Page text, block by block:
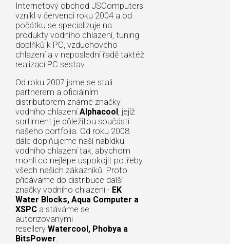
Internetový obchod JSComputers
vznikl v červenci roku 2004 a od
počátku se specializuje na
produkty vodního chlazení, tuning
doplňků k PC, vzduchového
chlazení a v neposlední řadě taktéž
realizací PC sestav.
Od roku 2007 jsme se stali
partnerem a oficiálním
distributorem známé značky
vodního chlazení Alphacool, jejíž
sortiment je důležitou součástí
našeho portfolia. Od roku 2008
dále doplňujeme naší nabídku
vodního chlazení tak, abychom
mohli co nejlépe uspokojit potřeby
všech našich zákazníků. Proto
přidáváme do distribuce další
značky vodního chlazení - EK
Water Blocks, Aqua Computer a
XSPC a stáváme se
autorizovanými
resellery Watercool, Phobya a
BitsPower.